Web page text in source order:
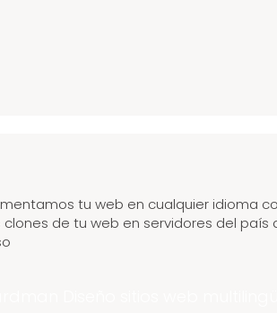
tu web en cualquier idioma
de tu web en servidores del país